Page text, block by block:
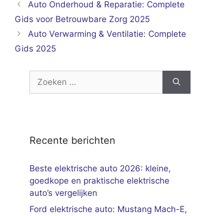
Auto Onderhoud & Reparatie: Complete
Gids voor Betrouwbare Zorg 2025
Auto Verwarming & Ventilatie: Complete
Gids 2025
naar:
Recente berichten
Beste elektrische auto 2026: kleine,
goedkope en praktische elektrische
auto’s vergelijken
Ford elektrische auto: Mustang Mach-E,